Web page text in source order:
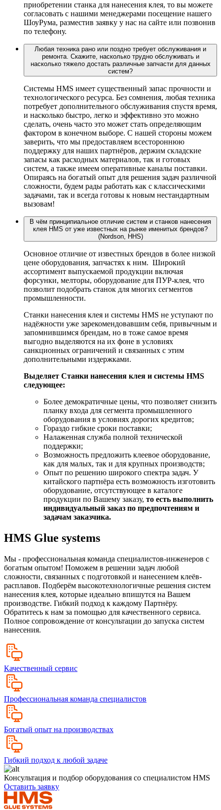
приобретении станка для нанесения клея, то вы можете
согласовать с нашими менеджерами посещение нашего
ШоуРума, разместив заявку у нас на сайте или позвонив
по телефону.
Любая техника рано или поздно требует обслуживания и
ремонта. Скажите, насколько трудно обслуживать и
насколько тяжело достать различные запчасти для данных
систем?
Системы HMS имеет существенный запас прочности и
технологического ресурса. Без сомнения, любая техника
потребует дополнительного обслуживания спустя время,
и насколько быстро, легко и эффективно это можно
сделать, очень часто это может стать определяющим
фактором в конечном выборе. С нашей стороны можем
заверить, что мы предоставляем всестороннюю
поддержку для наших партнёров, держим складские
запасы как расходных материалов, так и готовых
систем, а также имеем оперативные каналы поставки.
Опираясь на богатый опыт для решения задач различной
сложности, будем рады работать как с классическими
задачами, так и всегда готовы к новым нестандартным
вызовам!
В чём принципиальное отличие систем и станков нанесения
клея HMS от уже известных на рынке именитых брендов?
(Nordson, HHS)
Основное отличие от известных брендов в более низкой
цене оборудования, запчастях к ним. Широкий
ассортимент выпускаемой продукции включая
форсунки, мелторы, оборудование для ПУР-клея, что
позволит подобрать станок для многих сегментов
промышленности.
Станки нанесения клея и системы HMS не уступают по
надёжности уже зарекомендовавшим себя, привычным и
запомнившимся брендам, но в тоже самое время
выгодно выделяются на их фоне в условиях
санкционных ограничений и связанных с этим
дополнительными издержками.
Выделяет Станки нанесения клея и системы HMS
следующее:
Более демократичные цены, что позволяет снизить
планку входа для сегмента промышленного
оборудования в условиях дорогих кредитов;
Гораздо гибкие сроки поставки;
Налаженная служба полной технической
поддержки;
Возможность предложить клеевое оборудование,
как для малых, так и для крупных производств;
Опыт по решению широкого спектра задач. У
китайского партнёра есть возможность изготовить
оборудование, отсутствующее в каталоге
продукции по Вашему заказу, то есть выполнить
индивидуальный заказ по предпочтениям и
задачам заказчика.
HMS Glue systems
Мы - профессиональная команда специалистов-инженеров с
богатым опытом! Поможем в решении задач любой
сложности, связанных с подготовкой и нанесением клеёв-
расплавов. Подберём высокотехнологичные решения систем
нанесения клея, которые идеально впишутся на Вашем
производстве. Гибкий подход к каждому Партнёру.
Обратитесь к нам за помощью для качественного сервиса.
Полное сопровождение от консультации до запуска систем
нанесения.
Качественный сервис
Профессиональная команда специалистов
Богатый опыт на производствах
Гибкий подход к любой задаче
Консультация и подбор оборудования со специалистом HMS
Оставить заявку